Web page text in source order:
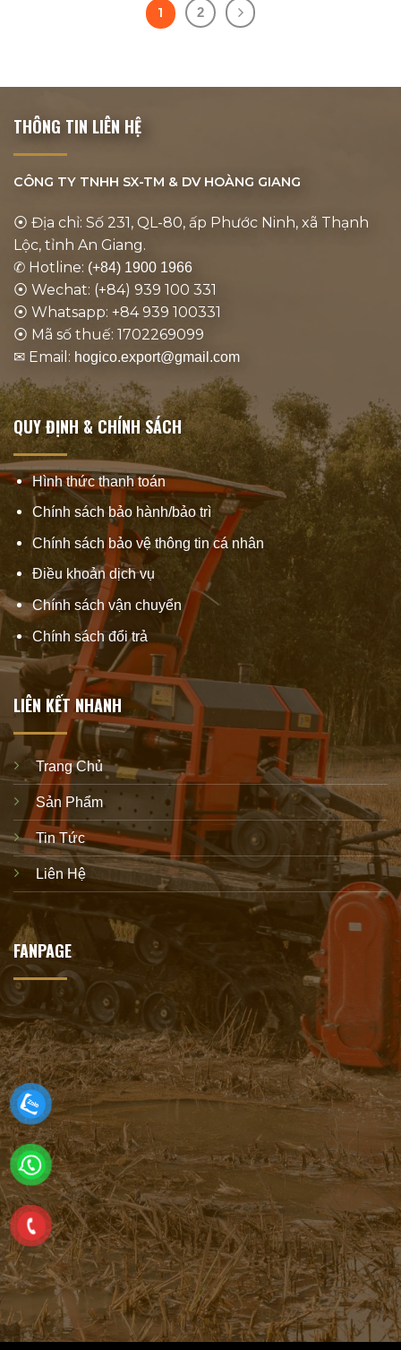
1 2
THÔNG TIN LIÊN HỆ
CÔNG TY TNHH SX-TM & DV HOÀNG GIANG
⦿ Địa chỉ: Số 231, QL-80, ấp Phước Ninh, xã Thạnh
Lộc, tỉnh An Giang.
✆ Hotline: (+84) 1900 1966
⦿ Wechat: (+84) 939 100 331
⦿ Whatsapp: +84 939 100331
⦿ Mã số thuế: 1702269099
✉ Email: hogico.export@gmail.com
QUY ĐỊNH & CHÍNH SÁCH
Hình thức thanh toán
Chính sách bảo hành/bảo trì
Chính sách bảo vệ thông tin cá nhân
Điều khoản dịch vụ
Chính sách vận chuyển
Chính sách đổi trả
LIÊN KẾT NHANH
Trang Chủ
Sản Phẩm
Tin Tức
Liên Hệ
FANPAGE